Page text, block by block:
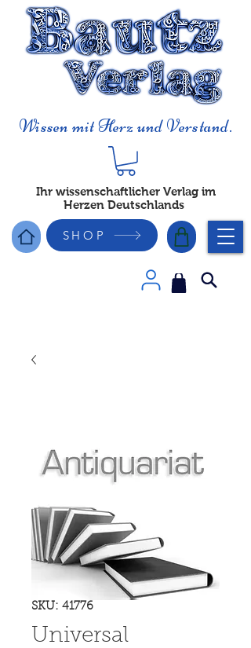
Wissen mit Herz und Verstand.
Ihr wissenschaftlicher Verlag im
Herzen Deutschlands
SHOP
SKU: 41776
Universal